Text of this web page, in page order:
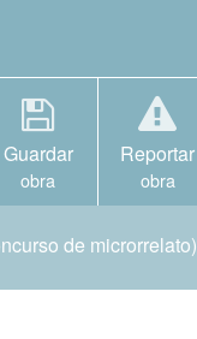
Guardar
obra
Reportar
obra
de microrrelato)